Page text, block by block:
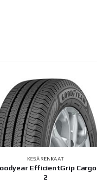
KESÄRENKAAT
EfficientGrip Cargo
2